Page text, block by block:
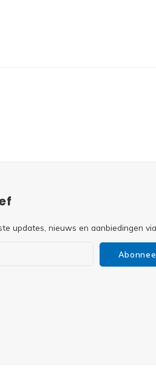
updates, nieuws en aanbiedingen